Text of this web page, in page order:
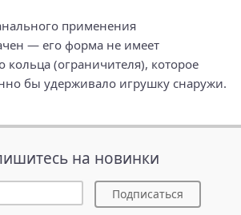
применения
— его форма не имеет
кольца (ограничителя), которое
бы удерживало игрушку снаружи.
на новинки
Подписаться